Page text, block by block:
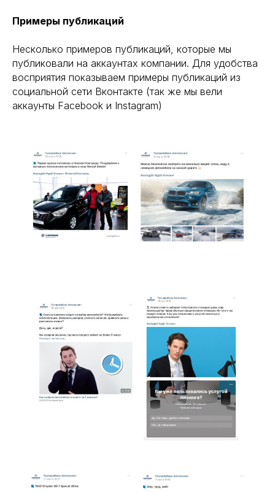
Примеры публикаций
Несколько примеров публикаций, которые мы
публиковали на аккаунтах компании. Для удобства
восприятия показываем примеры публикаций из
социальной сети Вконтакте (так же мы вели
аккаунты Facebook и Instagram)